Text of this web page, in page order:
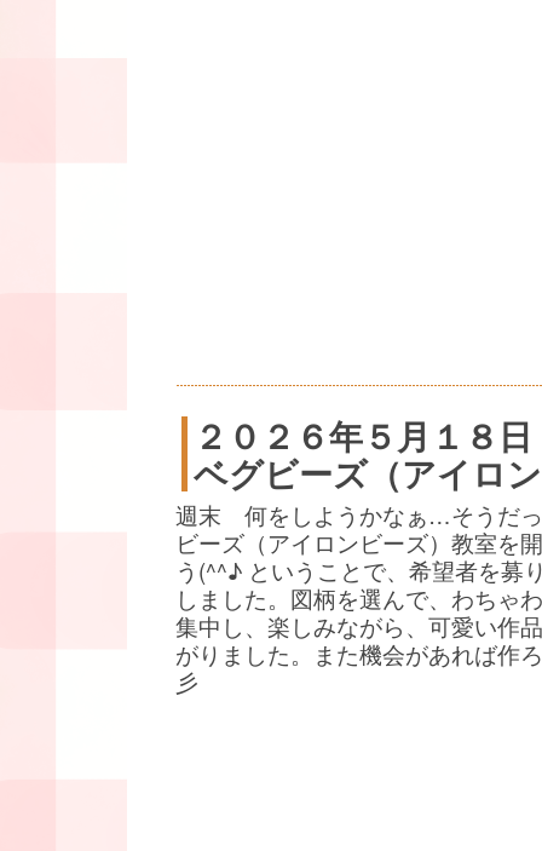
２０２６年５月１８日
ベグビーズ（アイロ
週末 何をしようかなぁ…そうだ
ビーズ（アイロンビーズ）教室を
う(^^♪ ということで、希望者を募
しました。図柄を選んで、わちゃ
集中し、楽しみながら、可愛い作
がりました。また機会があれば作
彡